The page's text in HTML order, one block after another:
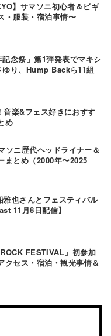
】サマソニ初心者＆ビギ
・服装・宿泊事情〜
記念祭」第1弾発表でマキシ
り、Hump Backら11組
楽&フェス好きにおすす
め
ソニ歴代ヘッドライナー＆
まとめ（2000年〜2025
也さんとフェスティバル
11月8日配信】
FESTIVAL」初参加
クセス・宿泊・観光事情＆